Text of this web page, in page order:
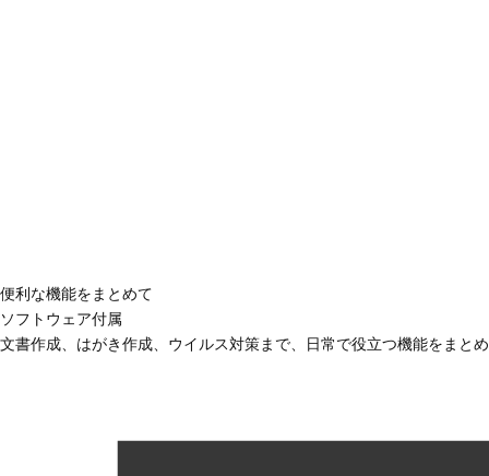
便利な機能をまとめて
ソフトウェア付属
文書作成、はがき作成、ウイルス対策まで、日常で役立つ機能をまと